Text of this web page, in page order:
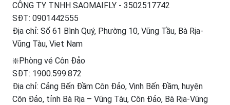
CÔNG TY TNHH SAOMAIFLY - 3502517742
SĐT: 0901442555
Địa chỉ: Số 61 Bình Quý, Phường 10, Vũng Tầu, Bà Rịa-
Vũng Tàu, Viet Nam
❇️Phòng vé Côn Đảo
SĐT: 1900.599.872
Địa chỉ: Cảng Bến Đầm Côn Đảo, Vịnh Bến Đầm, huyện
Côn Đảo, tỉnh Bà Rịa – Vũng Tàu, Côn Đảo, Bà Rịa-Vũng